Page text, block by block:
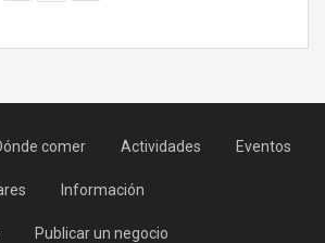
comer Actividades Eventos
Información
Publicar un negocio